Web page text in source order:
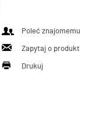
Poleć znajomemu
Zapytaj o produkt
Drukuj